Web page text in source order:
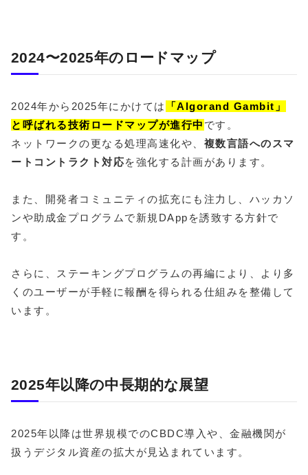
2024〜2025年のロードマップ
2024年から2025年にかけては
「Algorand Gambit」
と呼ばれる技術ロードマップが進行中 です。
ネットワークの更なる処理高速化や、 複数言語へのスマ
ートコントラクト対応を強化する計画があります。
また、開発者コミュニティの拡充にも注力し、ハッカソ
ンや助成金プログラムで新規DAppを誘致する方針で
す。
さらに、ステーキングプログラムの再編により、より多
くのユーザーが手軽に報酬を得られる仕組みを整備して
います。
2025年以降の中長期的な展望
2025年以降は世界規模でのCBDC導入や、金融機関が
扱うデジタル資産の拡大が見込まれています。